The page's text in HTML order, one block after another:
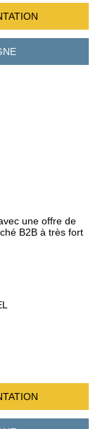
une offre de
B2B à très fort